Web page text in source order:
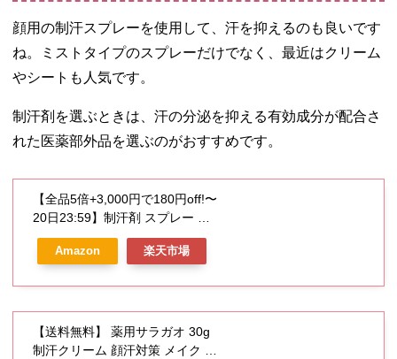
顔用の制汗スプレーを使用して、汗を抑えるのも良いです
ね。ミストタイプのスプレーだけでなく、最近はクリーム
やシートも人気です。
制汗剤を選ぶときは、汗の分泌を抑える有効成分が配合さ
れた医薬部外品を選ぶのがおすすめです。
【全品5倍+3,000円で180円off!〜
20日23:59】制汗剤 スプレー せ
っけん メンズ 顔用 デオドラント
スプレー タイプ ワキガ対策 わき
薬用ボディアロマフレッシャー
フレッシュシャボンの香り
100ml 1本】
Amazon 楽天市場
【送料無料】 薬用サラガオ 30g
制汗クリーム 顔汗対策 メイク ニ